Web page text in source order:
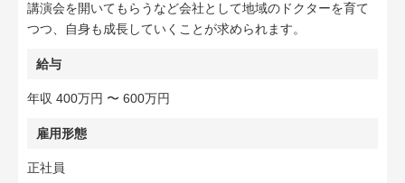
講演会を開いてもらうなど会社として地域のドクターを育て
つつ、自身も成長していくことが求められます。
給与
年収 400万円 〜 600万円
雇用形態
正社員